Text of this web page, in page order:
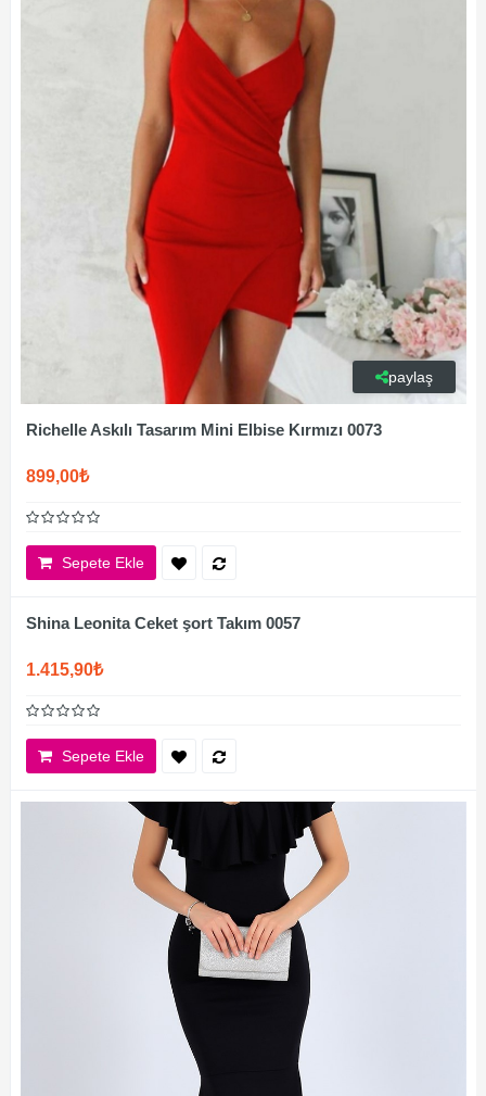
paylaş
Richelle Askılı Tasarım Mini Elbise Kırmızı 0073
899,00₺
Sepete Ekle
Shina Leonita Ceket şort Takım 0057
1.415,90₺
Sepete Ekle